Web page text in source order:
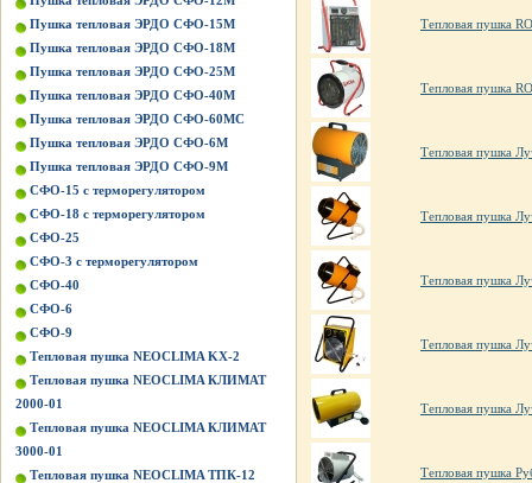
Пушка тепловая ЭРДО СФО-15М
Пушка тепловая ЭРДО СФО-18М
Пушка тепловая ЭРДО СФО-25М
Пушка тепловая ЭРДО СФО-40М
Пушка тепловая ЭРДО СФО-60МС
Пушка тепловая ЭРДО СФО-6М
Пушка тепловая ЭРДО СФО-9М
СФО-15 с терморегулятором
СФО-18 с терморегулятором
СФО-25
СФО-3 с терморегулятором
СФО-40
СФО-6
СФО-9
Тепловая пушка NEOCLIMA KХ-2
Тепловая пушка NEOCLIMA КЛИМАТ
2000-01
Тепловая пушка NEOCLIMA КЛИМАТ
3000-01
Тепловая пушка NEOCLIMA ТПК-12
Тепловая пушка
Тепловая пушка
Тепловая пушка
Тепловая пушка
Тепловая пушка
Тепловая пушка
Тепловая пушка
Тепловая пушка